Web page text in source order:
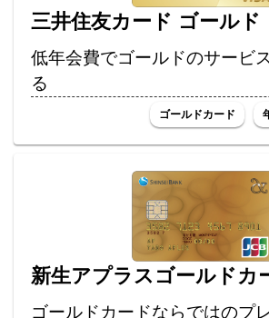
三井住友カード ゴールド
低年会費でゴールドのサービ
る
ゴールドカード
新生アプラスゴールドカ
ゴールドカードならではのプ